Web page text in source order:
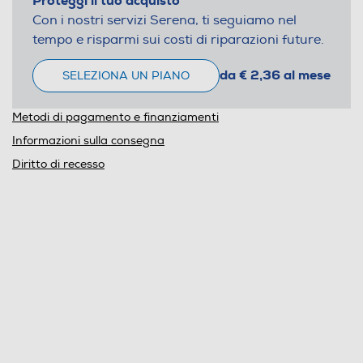
Con i nostri servizi Serena, ti seguiamo nel
tempo e risparmi sui costi di riparazioni future.
SELEZIONA UN PIANO da € 2,36 al mese
Metodi di pagamento e finanziamenti
Informazioni sulla consegna
Diritto di recesso